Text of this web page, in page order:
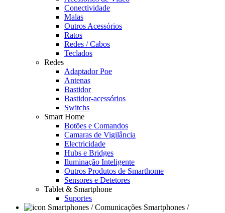
Conectividade
Malas
Outros Acessórios
Ratos
Redes / Cabos
Teclados
Redes
Adaptador Poe
Antenas
Bastidor
Bastidor-acessórios
Switchs
Smart Home
Botões e Comandos
Camaras de Vigilância
Electricidade
Hubs e Bridges
Iluminação Inteligente
Outros Produtos de Smarthome
Sensores e Detetores
Tablet & Smartphone
Suportes
Smartphones /